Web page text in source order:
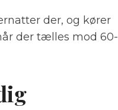
der, og kører
der tælles mod 60-